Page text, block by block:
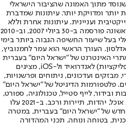
מתוך האמונה שהציבור הישראלי
יותר ומדויקת יותר. עיתונות שמדברת
ועניינית. עיתונות אחרת וללא
תשלום. המהדורה המודפסת הראשונה פורסמה ב-30 ביולי 2007, וב-2010
בעל שיעור החשיפה הגבוה ביותר בימי
העורך הראשי הוא עמר לחמנוביץ,
האינטרנט של "ישראל היום" בעברית
ובאנגלית, כמו כן היישומונים (אפליקציות) לאנדרואיד ול-iOS, מציגים
מבזקים ועדכונים, ניתוחים ופרשנויות,
פלטפורמות הדיגיטל של "ישראל היום"
ובידור, לייף סטייל, טכנולוגיה, ספורט,
כלכלה וצרכנות, בריאות, חיילים, אוכל, יהדות, תיירות ורכב. ב-2021 עלו
של "ישראל היום" בעברית, במטרה
בטוחה ונוחה. תכני המהדורה